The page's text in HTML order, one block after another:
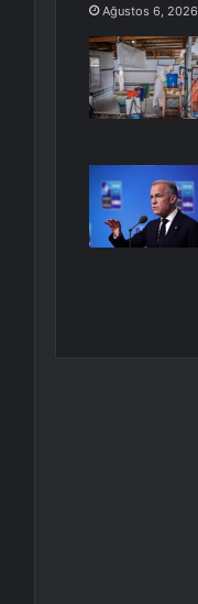
Ağustos 6, 2026